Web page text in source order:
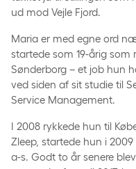
ud mod Vejle Fjord.
Maria er med egne ord
startede som 19-årig som
Sønderborg – et job hun
ved siden af sit studie til
Service Management.
I 2008 rykkede hun til
Zleep, startede hun i
a-s. Godt to år senere